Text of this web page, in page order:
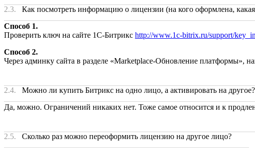
2.3.
Как посмотреть информацию о лицензии (на кого оформлена, какая
Способ 1.
Проверить ключ на сайте 1С-Битрикс http://www.1c-bitrix.ru/support/
Способ 2.
Через админку сайта в разделе «Marketplace-Обновление платформы»,
2.4.
Можно ли купить Битрикс на одно лицо, а активировать на другое?
Да, можно. Ограничений никаких нет. Тоже самое относится и к
2.5.
Сколько раз можно переоформить лицензию на другое лицо?